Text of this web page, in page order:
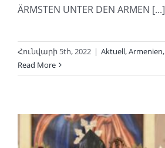
ÄRMSTEN UNTER DEN ARMEN [...]
Հունվարի 5th, 2022 | Aktuell,Armenien,
Read More